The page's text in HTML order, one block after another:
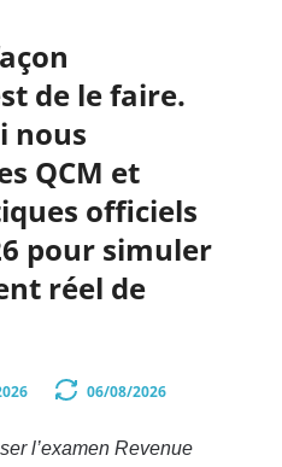
de le faire.
nous
QCM et
officiels
pour simuler
réel de
06/08/2026
l’examen Revenue